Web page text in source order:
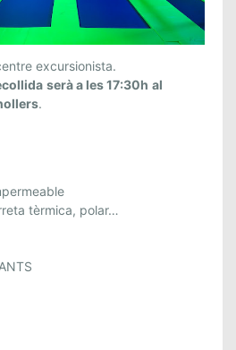
excursionista.
serà a les 17:30h al
.
tèrmica, polar…